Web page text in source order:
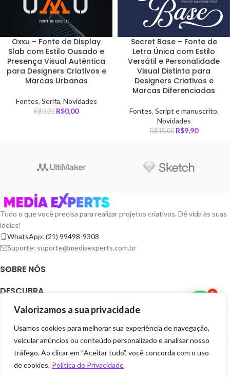
Valorizamos a sua privacidade
Usamos cookies para melhorar sua experiência de navegação,
veicular anúncios ou conteúdo personalizado e analisar nosso
tráfego. Ao clicar em “Aceitar tudo”, você concorda com o uso
de cookies. Política de Privacidade
Oxxu – Fonte de Display
Slab com Estilo Ousado e
Presença Visual Autêntica
para Designers Criativos e
Marcas Urbanas
Fontes, Serifa, Novidades
R$0,01 R$0,00
Secret Base – Fonte de
Letra Única com Estilo
Versátil e Personalidade
Visual Distinta para
Designers Criativos e
Marcas Diferenciadas
Fontes, Script e manuscrito,
Novidades
R$15,00 R$9,90
Tudo o que você precisa para realizar projetos criativos. Dê vida às suas
ideias!
WhatsApp: (21) 99498-9308
Suporte: suporte@mediaexperts.com.br
SOBRE NÓS
DESCUBRA
TERMOS E LICENÇAS
RECURSOS
EXPERTS VOCÊ TAMBÉM.
1